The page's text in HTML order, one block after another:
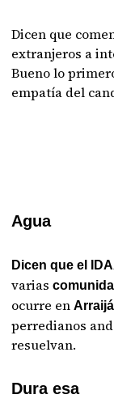
Dicen que
extranjeros a
Bueno lo
empatía del
Agua
Dicen que el
varias
ocurre en
perredianos
resuelvan.
Dura esa